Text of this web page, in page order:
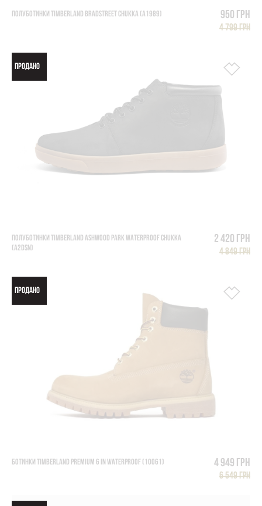
ПОЛУБОТИНКИ TIMBERLAND BRADSTREET CHUKKA (A1989) 950 грн
4 799 грн
ПРОДАНО
ПОЛУБОТИНКИ TIMBERLAND ASHWOOD PARK WATERPROOF CHUKKA
(A2DSN)
2 420 грн
4 849 грн
ПРОДАНО
БОТИНКИ TIMBERLAND PREMIUM 6 IN WATERPROOF (10061) 4 949 грн
6 549 грн